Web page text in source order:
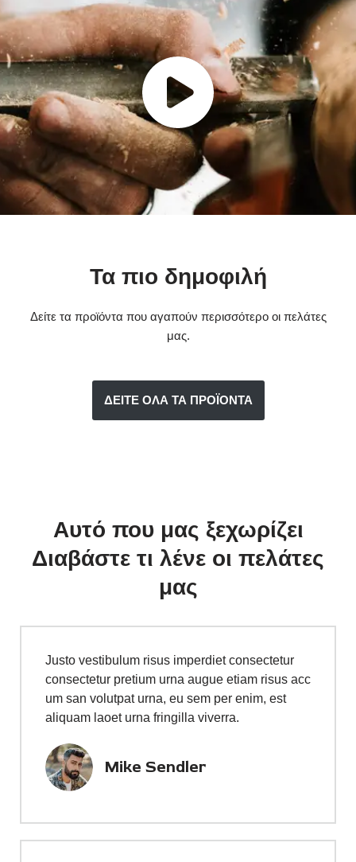
Τα πιο δημοφιλή
Δείτε τα προϊόντα που αγαπούν περισσότερο οι πελάτες
μας.
ΔΕΙΤΕ ΟΛΑ ΤΑ ΠΡΟΪΟΝΤΑ
Αυτό που μας ξεχωρίζει
Διαβάστε τι λένε οι πελάτες
μας
Justo vestibulum risus imperdiet consectetur
consectetur pretium urna augue etiam risus acc
um san volutpat urna, eu sem per enim, est
aliquam laoet urna fringilla viverra.
Mike Sendler